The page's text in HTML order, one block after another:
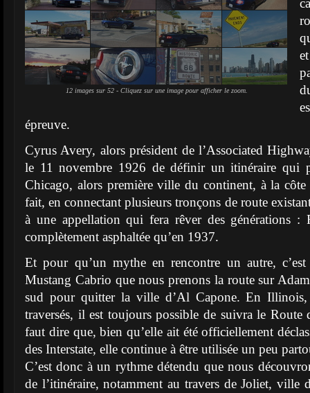
12 images sur 52 - Cliquez sur une image pour afficher le zoom.
épreuve.
Cyrus Avery, alors président de l’Associated
le 11 novembre 1926 de définir un itinéraire qui
Chicago, alors première ville du continent, à la côte
fait, en connectant plusieurs tronçons de route
à une appellation qui fera rêver des générations :
complètement asphaltée qu’en 1937.
Et pour qu’un mythe en rencontre un autre,
Mustang Cabrio que nous prenons la route sur
sud pour quitter la ville d’Al Capone. En Illinois,
traversés, il est toujours possible de suivra le Route
faut dire que, bien qu’elle ait été officiellement
des Interstate, elle continue à être utilisée un peu
C’est donc à un rythme détendu que nous
de l’itinéraire, notamment au travers de Joliet, ville